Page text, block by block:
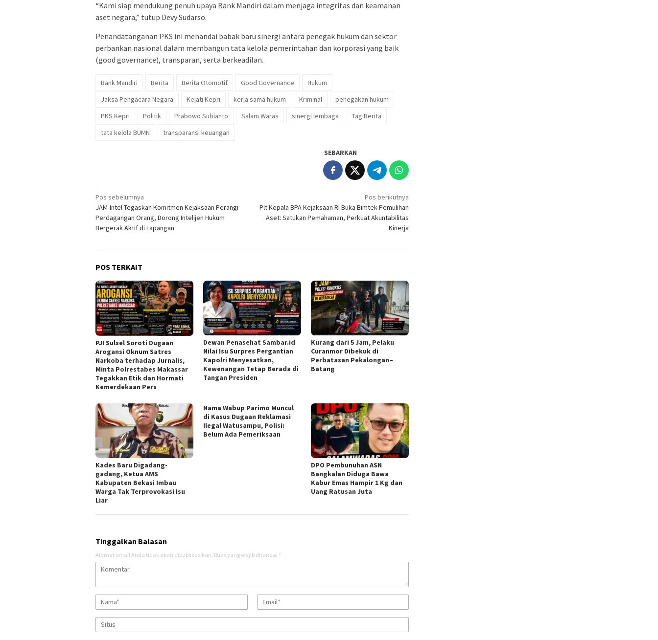
“Kami siap mendukung penuh upaya Bank Mandiri dalam menjaga integritas dan keamanan
aset negara,” tutup Devy Sudarso.
Penandatanganan PKS ini menandai babak baru sinergi antara penegak hukum dan sektor
perbankan nasional dalam membangun tata kelola pemerintahan dan korporasi yang baik
(good governance), transparan, serta berkeadilan.
Bank Mandiri Berita Berita Otomotif Good Governance
Hukum
Jaksa Pengacara Negara
Kejati Kepri kerja sama hukum Kriminal
penegakan hukum
PKS Kepri
Politik Prabowo Subianto Salam Waras sinergi lembaga
Tag Berita
tata kelola BUMN
transparansi keuangan
SEBARKAN
Navigasi
pos
Pos sebelumnya
JAM-Intel Tegaskan Komitmen Kejaksaan Perangi
Perdagangan Orang, Dorong Intelijen Hukum
Bergerak Aktif di Lapangan
Pos berikutnya
Plt Kepala BPA Kejaksaan RI Buka Bimtek Pemulihan
Aset: Satukan Pemahaman, Perkuat Akuntabilitas
Kinerja
POS TERKAIT
PJI Sulsel Soroti Dugaan
Arogansi Oknum Satres
Narkoba terhadap Jurnalis,
Minta Polrestabes Makassar
Tegakkan Etik dan Hormati
Kemerdekaan Pers
Dewan Penasehat Sambar.id
Nilai Isu Surpres Pergantian
Kapolri Menyesatkan,
Kewenangan Tetap Berada di
Tangan Presiden
Kurang dari 5 Jam, Pelaku
Curanmor Dibekuk di
Perbatasan Pekalongan–
Batang
Kades Baru Digadang-
gadang, Ketua AMS
Kabupaten Bekasi Imbau
Warga Tak Terprovokasi Isu
Liar
Nama Wabup Parimo Muncul
di Kasus Dugaan Reklamasi
Ilegal Watusampu, Polisi:
Belum Ada Pemeriksaan
DPO Pembunuhan ASN
Bangkalan Diduga Bawa
Kabur Emas Hampir 1 Kg dan
Uang Ratusan Juta
Tinggalkan Balasan
Alamat email Anda tidak akan dipublikasikan. Ruas yang wajib ditandai *